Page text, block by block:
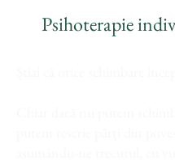
Psihoterapie